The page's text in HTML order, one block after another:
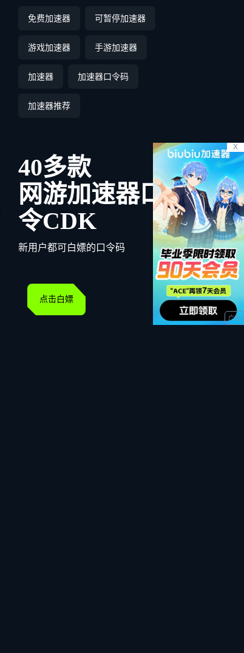
X
免费加速器 可暂停加速器
游戏加速器 手游加速器
加速器 加速器口令码
加速器推荐
40多款
网游加速器口
令CDK
新用户都可白嫖的口令码
点击白嫖